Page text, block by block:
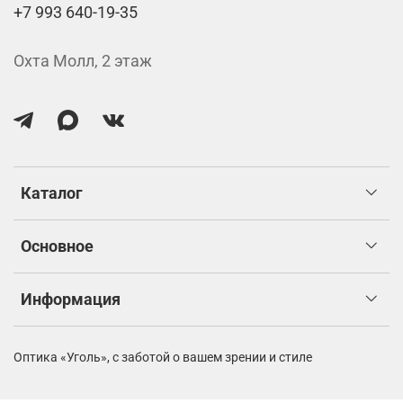
Каталог
Основное
Информация
+7 993 640-19-35
Охта Молл, 2 этаж
Оптика «Уголь», с заботой о вашем зрении и стиле